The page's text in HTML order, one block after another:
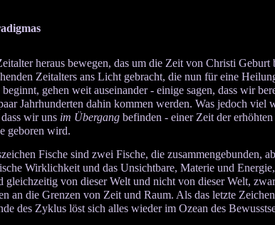
heraus bewegen, das um die Zeit von Christi Geburt
Zeitalters ans Licht gebracht, die nun für eine
gehen weit auseinander - einige sagen, dass wir
Jahrhunderten dahin kommen werden. Was jedoch viel
wir uns im Übergangbefinden - einer Zeit der
geboren wird.
Fische sind zwei Fische, die zusammengebunden,
Wirklichkeit und das Unsichtbare, Materie und
gleichzeitig von dieser Welt und nicht von dieser Welt,
an die Grenzen von Zeit und Raum. Als das letzte
des Zyklus löst sich alles wieder im Ozean des